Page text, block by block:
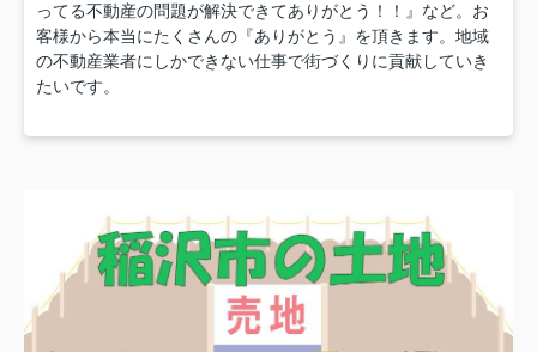
ってる不動産の問題が解決できてありがとう！！』など。お
客様から本当にたくさんの『ありがとう』を頂きます。地域
の不動産業者にしかできない仕事で街づくりに貢献していき
たいです。